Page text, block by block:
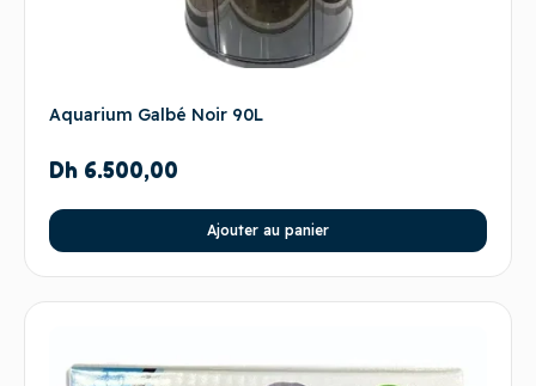
Aquarium Galbé Noir 90L
Dh 6.500,00
Ajouter au panier